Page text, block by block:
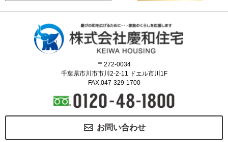
〒272-0034
千葉県市川市市川2-2-11 ドエル市川1F
FAX.047-329-1700
お問い合わせ